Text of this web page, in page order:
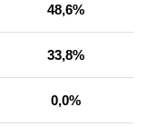
48,6%
33,8%
0,0%